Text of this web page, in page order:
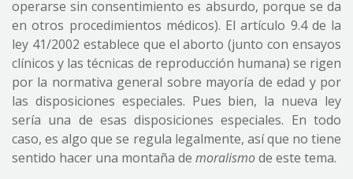
operarse sin consentimiento es absurdo, porque se da
en otros procedimientos médicos). El artículo 9.4 de la
ley 41/2002 establece que el aborto (junto con ensayos
clínicos y las técnicas de reproducción humana) se rigen
por la normativa general sobre mayoría de edad y por
las disposiciones especiales. Pues bien, la nueva ley
sería una de esas disposiciones especiales. En todo
caso, es algo que se regula legalmente, así que no tiene
sentido hacer una montaña de moralismode este tema.